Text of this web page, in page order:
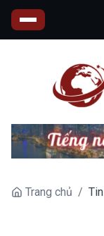
Trang chủ /